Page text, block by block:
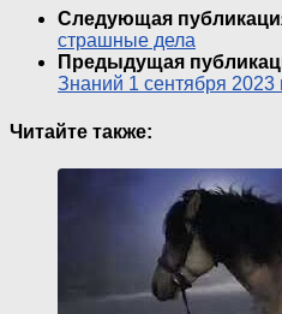
Следующая
страшные дела
Предыдущая
Знаний 1 сентября 2023
Читайте также: